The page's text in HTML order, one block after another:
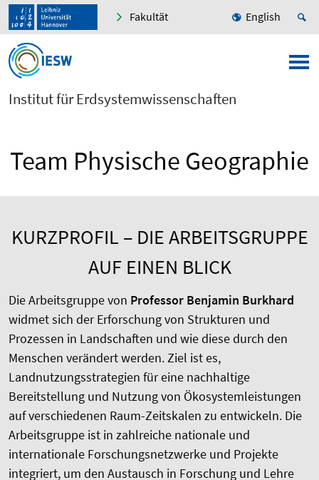
Fakultät English
Institut für Erdsystemwissenschaften
Team Physische Geographie
KURZPROFIL – DIE ARBEITSGRUPPE
AUF EINEN BLICK
Die Arbeitsgruppe von Professor Benjamin Burkhard
widmet sich der Erforschung von Strukturen und
Prozessen in Landschaften und wie diese durch den
Menschen verändert werden. Ziel ist es,
Landnutzungsstrategien für eine nachhaltige
Bereitstellung und Nutzung von Ökosystemleistungen
auf verschiedenen Raum-Zeitskalen zu entwickeln. Die
Arbeitsgruppe ist in zahlreiche nationale und
internationale Forschungsnetzwerke und Projekte
integriert, um den Austausch in Forschung und Lehre